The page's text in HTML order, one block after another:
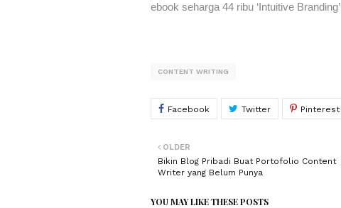
ebook seharga 44 ribu ‘Intuitive Branding’
CONTENT WRITING
OLDER
Bikin Blog Pribadi Buat Portofolio Content
Writer yang Belum Punya
YOU MAY LIKE THESE POSTS